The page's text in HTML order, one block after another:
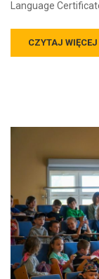
Language
CZYTAJ WIĘCEJ